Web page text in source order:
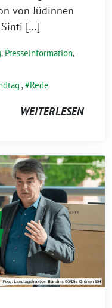
von Jüdinnen
Sinti […]
, Presseinformation,
, Rede
WEITERLESEN